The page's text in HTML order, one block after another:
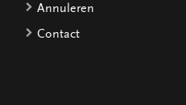
Annuleren
Contact